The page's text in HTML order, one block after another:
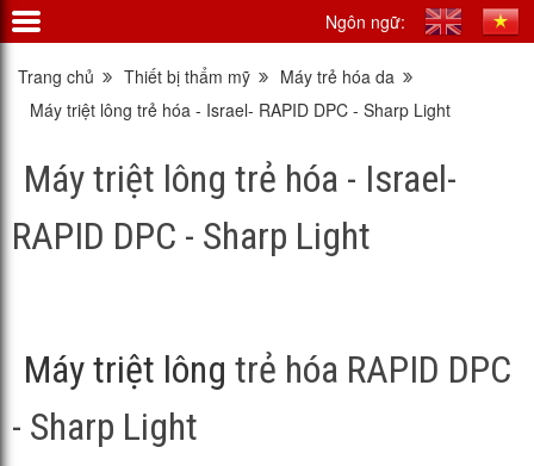
Ngôn ngữ:
Trang chủ Thiết bị thẩm mỹ
Máy trẻ hóa da
Máy triệt lông trẻ hóa - Israel- RAPID DPC - Sharp Light
Máy triệt lông trẻ hóa - Israel-
RAPID DPC - Sharp Light
Máy triệt lông trẻ hóa RAPID DPC
- Sharp Light